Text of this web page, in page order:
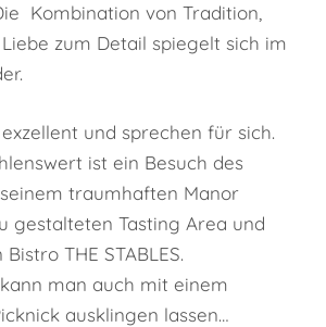
Kombination von Tradition,
zum Detail spiegelt sich im
und sprechen für sich.
ist ein Besuch des
traumhaften Manor
gestalteten Tasting Area und
THE STABLES.
man auch mit einem
ausklingen lassen…